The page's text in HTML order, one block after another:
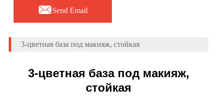
Send Email
3-цветная база под макияж, стойкая
3-цветная база под макияж,
стойкая